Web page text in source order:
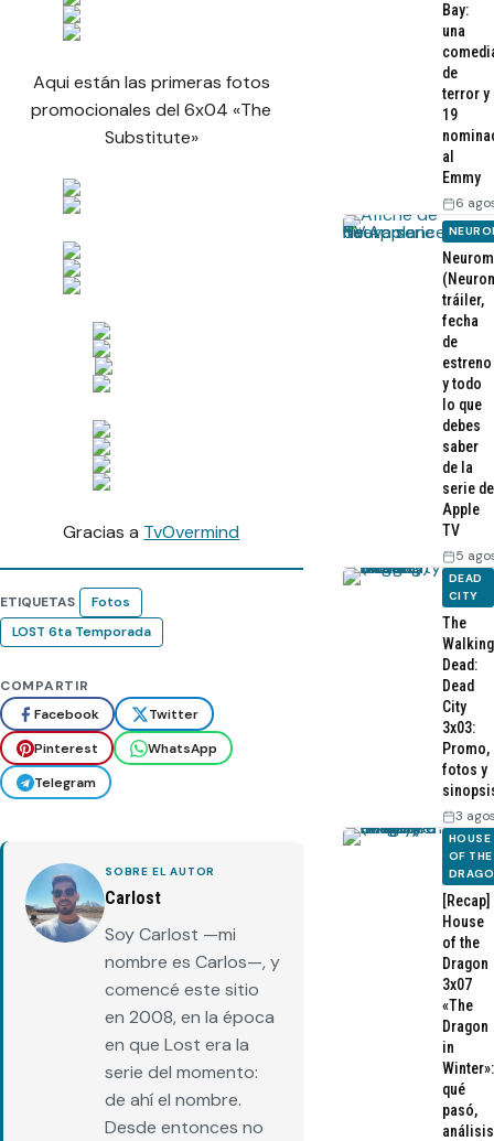
Aqui están las primeras fotos
promocionales del 6x04 «The
Substitute»
Gracias a TvOvermind
ETIQUETAS
Fotos
LOST 6ta Temporada
COMPARTIR
Facebook
Twitter
Pinterest
WhatsApp
Telegram
SOBRE EL AUTOR
Carlost
Soy Carlost —mi
nombre es Carlos—, y
comencé este sitio
en 2008, en la época
en que Lost era la
serie del momento:
de ahí el nombre.
Desde entonces no
Bay:
una
de
terror y
19
al
Emmy
6
tráiler,
fecha
de
estreno
y todo
lo que
debes
saber
de la
serie de
Apple
TV
5
DEAD
CITY
The
Walking
Dead:
Dead
City
3x03:
Promo,
fotos y
3
HOUSE
OF THE
[Recap]
House
of the
Dragon
3x07
«The
Dragon
in
Winter»:
qué
pasó,
análisis